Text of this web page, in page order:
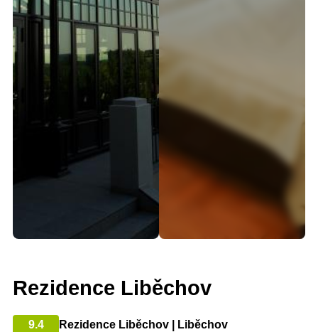
Rezidence Liběchov
9.4 Rezidence Liběchov | Liběchov